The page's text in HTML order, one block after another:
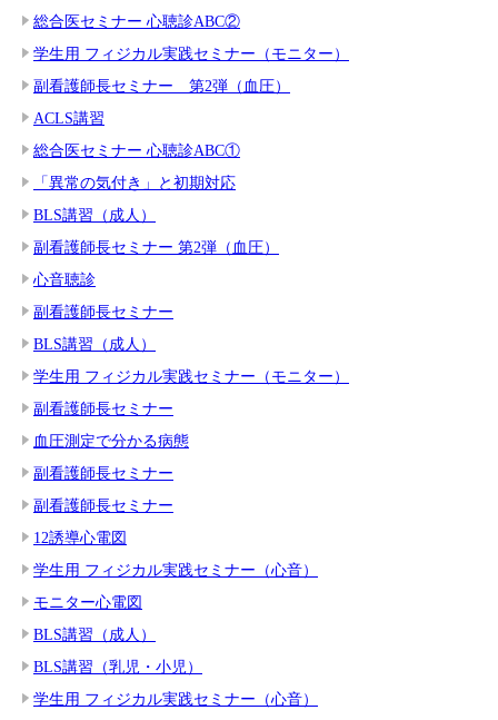
総合医セミナー 心聴診ABC②
学生用 フィジカル実践セミナー（モニター）
副看護師長セミナー 第2弾（血圧）
ACLS講習
総合医セミナー 心聴診ABC①
「異常の気付き」と初期対応
BLS講習（成人）
副看護師長セミナー 第2弾（血圧）
心音聴診
副看護師長セミナー
BLS講習（成人）
学生用 フィジカル実践セミナー（モニター）
副看護師長セミナー
血圧測定で分かる病態
副看護師長セミナー
副看護師長セミナー
12誘導心電図
学生用 フィジカル実践セミナー（心音）
モニター心電図
BLS講習（成人）
BLS講習（乳児・小児）
学生用 フィジカル実践セミナー（心音）